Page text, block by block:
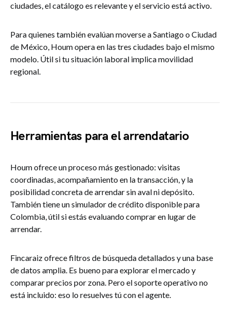
ciudades, el catálogo es relevante y el servicio está activo.
Para quienes también evalúan moverse a Santiago o Ciudad
de México, Houm opera en las tres ciudades bajo el mismo
modelo. Útil si tu situación laboral implica movilidad
regional.
Herramientas para el arrendatario
Houm ofrece un proceso más gestionado: visitas
coordinadas, acompañamiento en la transacción, y la
posibilidad concreta de arrendar sin aval ni depósito.
También tiene un simulador de crédito disponible para
Colombia, útil si estás evaluando comprar en lugar de
arrendar.
Fincaraiz ofrece filtros de búsqueda detallados y una base
de datos amplia. Es bueno para explorar el mercado y
comparar precios por zona. Pero el soporte operativo no
está incluido: eso lo resuelves tú con el agente.